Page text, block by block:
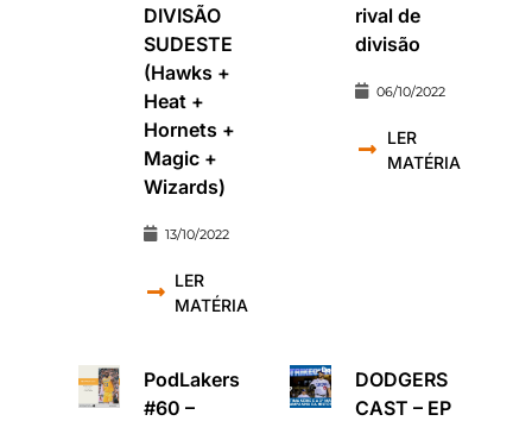
DIVISÃO
SUDESTE
(Hawks +
Heat +
Hornets +
Magic +
Wizards)
13/10/2022
LER
MATÉRIA
rival de
divisão
06/10/2022
LER
MATÉRIA
PodLakers
#60 –
DODGERS
CAST – EP